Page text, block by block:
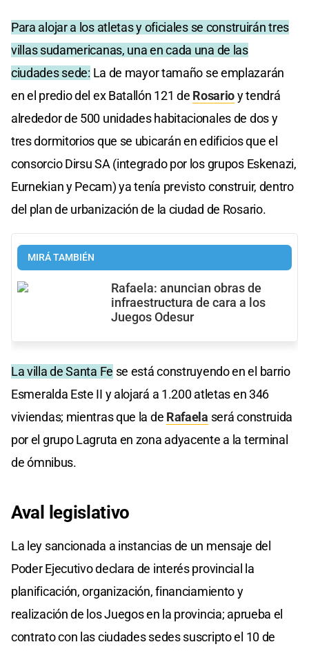
Para alojar a los atletas y oficiales se construirán tres
villas sudamericanas, una en cada una de las
ciudades sede: La de mayor tamaño se emplazarán
en el predio del ex Batallón 121 de Rosarioy tendrá
alrededor de 500 unidades habitacionales de dos y
tres dormitorios que se ubicarán en edificios que el
consorcio Dirsu SA (integrado por los grupos Eskenazi,
Eurnekian y Pecam) ya tenía previsto construir, dentro
del plan de urbanización de la ciudad de Rosario.
MIRÁ TAMBIÉN
Rafaela: anuncian obras de
infraestructura de cara a los
Juegos Odesur
La villa de Santa Fe se está construyendo en el barrio
Esmeralda Este II y alojará a 1.200 atletas en 346
viviendas; mientras que la de Rafaela será construida
por el grupo Lagruta en zona adyacente a la terminal
de ómnibus.
Aval legislativo
La ley sancionada a instancias de un mensaje del
Poder Ejecutivo declara de interés provincial la
planificación, organización, financiamiento y
realización de los Juegos en la provincia; aprueba el
contrato con las ciudades sedes suscripto el 10 de